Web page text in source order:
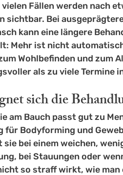
Fällen werden nach
sichtbar. Bei
kann eine längere
Mehr ist nicht
Wohlbefinden und zum
als zu viele Termine
sich die
am Bauch passt gut zu
für Bodyforming und
bei einem weichen,
bei Stauungen oder
so straff wirkt, wie man